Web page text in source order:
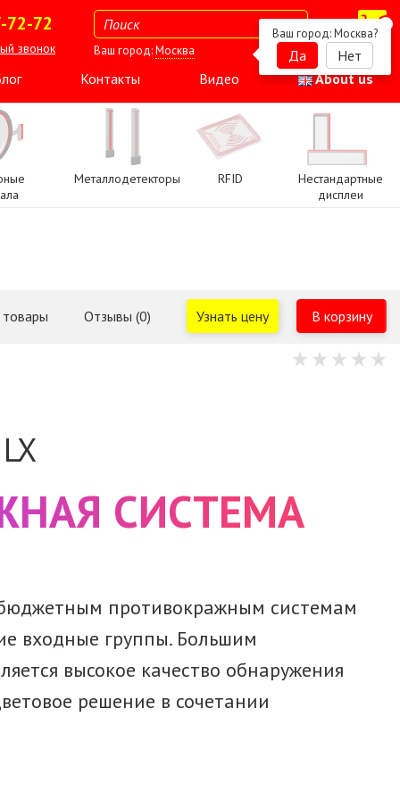
72-72
звонок Ваш город:Москва
Ваш город:Москва?
Да
Нет
Контакты Видео About us
Металлодетекторы RFID
Нестандартные
дисплеи
Отзывы (0) Узнать цену В корзину
СИСТЕМА
противокражным системам
входные группы. Большим
высокое качество обнаружения
решение в сочетании